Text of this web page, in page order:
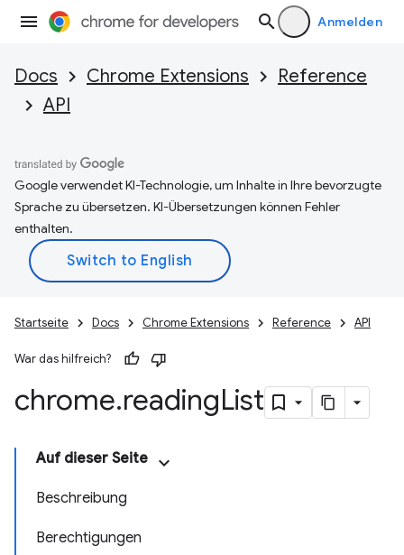
Anmelden
Docs Chrome Extensions
Reference
API
Google verwendet KI-Technologie, um Inhalte in Ihre bevorzugte
Sprache zu übersetzen. KI-Übersetzungen können Fehler
enthalten.
Startseite Docs Chrome Extensions Reference API
War das hilfreich?
chrome.readingList
Auf dieser Seite
Beschreibung
Berechtigungen